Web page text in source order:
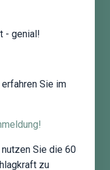
- genial!
Sie im
Sie die 60
zu